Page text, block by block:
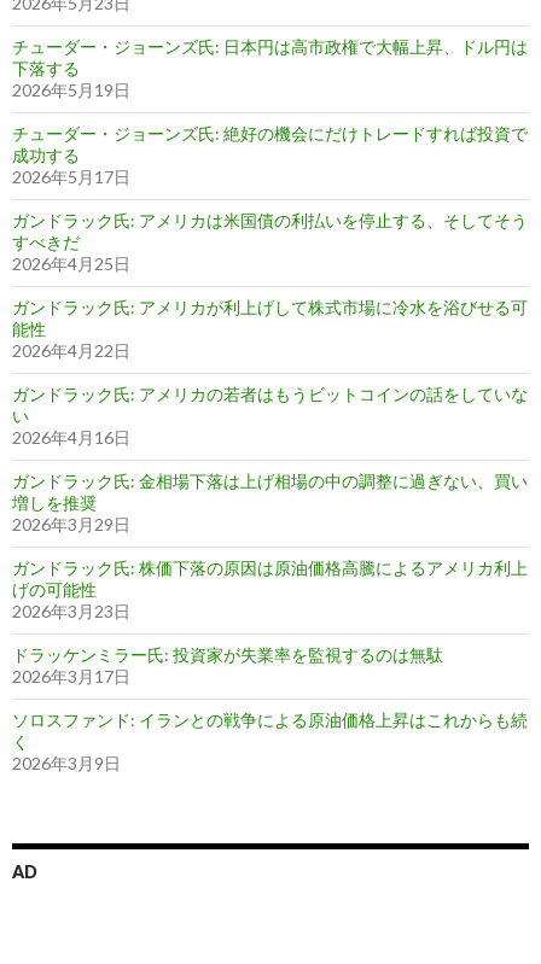
チューダー・ジョーンズ氏: 日本円は高市政権で大幅上昇、ドル円は
下落する
2026年5月19日
チューダー・ジョーンズ氏: 絶好の機会にだけトレードすれば投資で
成功する
2026年5月17日
ガンドラック氏: アメリカは米国債の利払いを停止する、そしてそう
すべきだ
2026年4月25日
ガンドラック氏: アメリカが利上げして株式市場に冷水を浴びせる可
能性
2026年4月22日
ガンドラック氏: アメリカの若者はもうビットコインの話をしていな
い
2026年4月16日
ガンドラック氏: 金相場下落は上げ相場の中の調整に過ぎない、買い
増しを推奨
2026年3月29日
ガンドラック氏: 株価下落の原因は原油価格高騰によるアメリカ利上
げの可能性
2026年3月23日
ドラッケンミラー氏: 投資家が失業率を監視するのは無駄
2026年3月17日
ソロスファンド: イランとの戦争による原油価格上昇はこれからも続
く
2026年3月9日
AD